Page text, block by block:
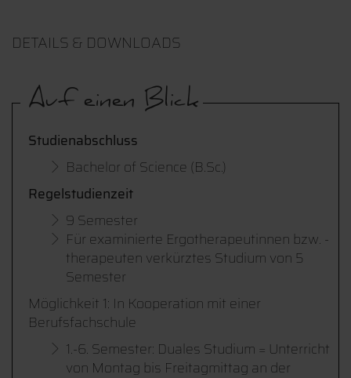
DETAILS & DOWNLOADS
Auf einen Blick
Studienabschluss
Bachelor of Science (B.Sc.)
Regelstudienzeit
9 Semester
Für examinierte Ergotherapeutinnen bzw. -
therapeuten verkürztes Studium von 5
Semester
Möglichkeit 1: In Kooperation mit einer
Berufsfachschule
1.-6. Semester: Duales Studium = Unterricht
von Montag bis Freitagmittag an der